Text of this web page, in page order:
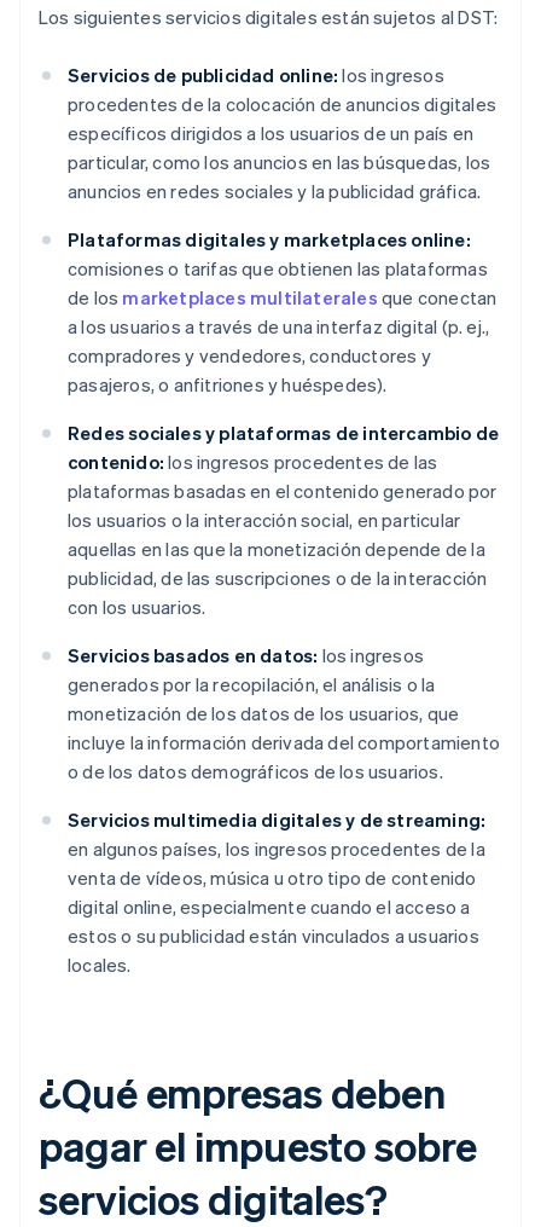
Los siguientes servicios digitales están sujetos al DST:
Servicios de publicidad online: los ingresos
procedentes de la colocación de anuncios digitales
específicos dirigidos a los usuarios de un país en
particular, como los anuncios en las búsquedas, los
anuncios en redes sociales y la publicidad gráfica.
Plataformas digitales y marketplaces online:
comisiones o tarifas que obtienen las plataformas
de los marketplaces multilaterales que conectan
a los usuarios a través de una interfaz digital (p. ej.,
compradores y vendedores, conductores y
pasajeros, o anfitriones y huéspedes).
Redes sociales y plataformas de intercambio de
contenido: los ingresos procedentes de las
plataformas basadas en el contenido generado por
los usuarios o la interacción social, en particular
aquellas en las que la monetización depende de la
publicidad, de las suscripciones o de la interacción
con los usuarios.
Servicios basados en datos: los ingresos
generados por la recopilación, el análisis o la
monetización de los datos de los usuarios, que
incluye la información derivada del comportamiento
o de los datos demográficos de los usuarios.
Servicios multimedia digitales y de streaming:
en algunos países, los ingresos procedentes de la
venta de vídeos, música u otro tipo de contenido
digital online, especialmente cuando el acceso a
estos o su publicidad están vinculados a usuarios
locales.
¿Qué empresas deben
pagar el impuesto sobre
servicios digitales?